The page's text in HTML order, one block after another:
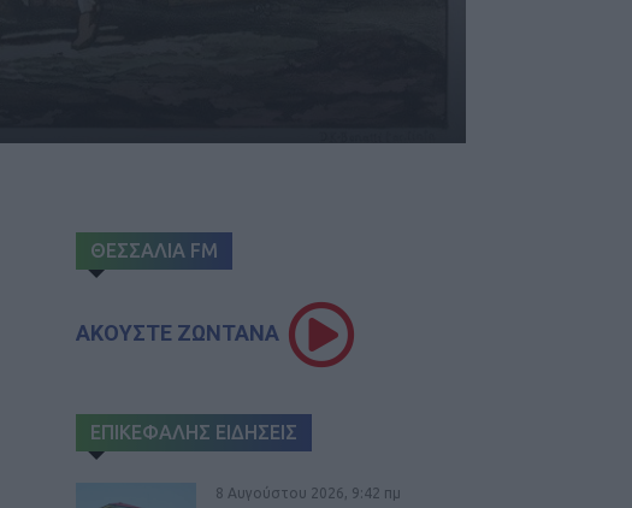
ΘΕΣΣΑΛΙΑ FM
ΑΚΟΥΣΤΕ ΖΩΝΤΑΝΑ
ΕΠΙΚΕΦΑΛΗΣ ΕΙΔΗΣΕΙΣ
8 Αυγούστου 2026, 9:42 πμ